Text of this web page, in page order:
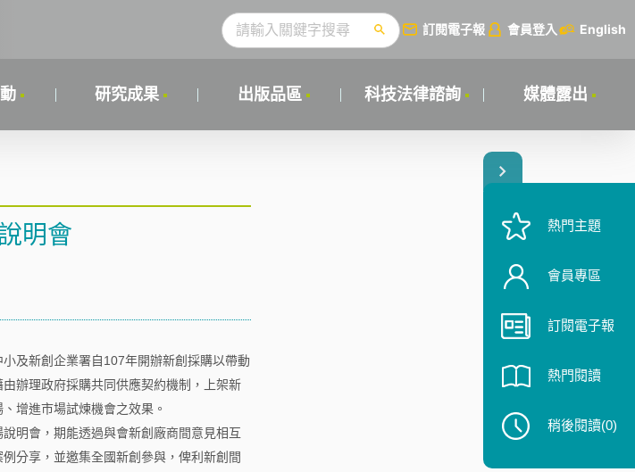
訂閱電子報 會員登入 English
研究成果 出版品區 科技法律諮詢 媒體露出
明會
及新創企業署自107年開辦新創採購以帶動
辦理政府採購共同供應契約機制，上架新
增進市場試煉機會之效果。
明會，期能透過與會新創廠商間意見相互
分享，並邀集全國新創參與，俾利新創間
熱門主題
會員專區
訂閱電子報
熱門閱讀
稍後閱讀(0)